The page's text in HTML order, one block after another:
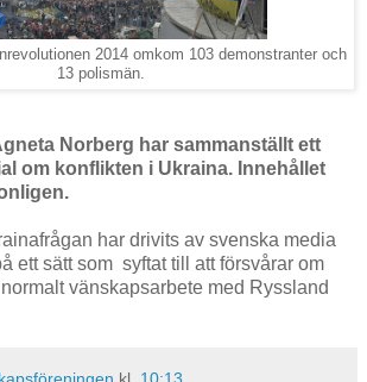
2014 omkom 103 demonstranter och
13 polismän.
Norberg har sammanställt ett
om konflikten i Ukraina. Innehållet
har drivits av svenska media
ett sätt som syftat till att försvårar om
vänskapsarbete med Ryssland